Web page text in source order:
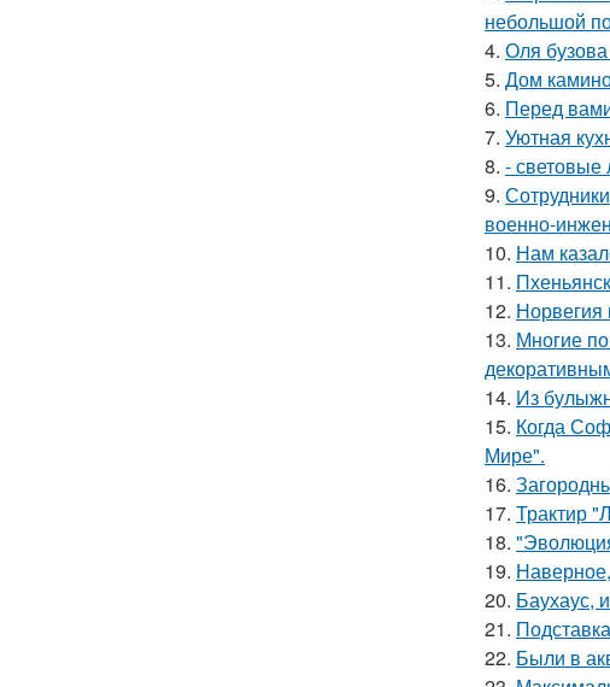
небольшой
4. Оля
5. Дом
6. Перед
7. Уютная
8. - световые
9.
военно-
10. Нам
11.
12. Норвегия
13. Многие
14. Из
15. Когда
Мире".
16.
17. Трактир
18.
19.
20. Баухаус,
21.
22. Были в